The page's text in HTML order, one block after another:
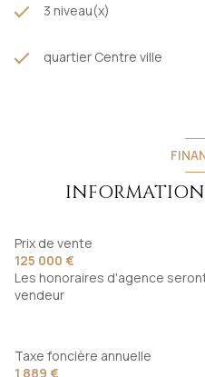
3 niveau(x)
quartier Centre ville
Prix de vente
125 000 €
Les honoraires d'agence
vendeur
Taxe foncière annuelle
1 889 €